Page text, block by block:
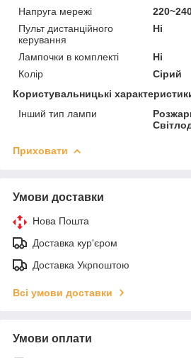
Напруга мережі
Пульт дистанційного
керування
Ні
Лампочки в комплекті
Ні
Колір
Сірий
Користувальницькі
Інший тип лампи
Приховати
Умови доставки
Нова Пошта
Доставка кур'єром
Доставка Укрпоштою
Всі умови доставки
Умови оплати